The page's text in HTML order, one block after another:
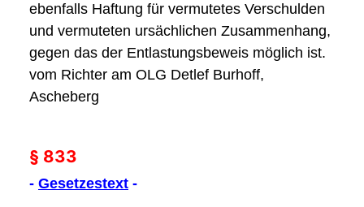
ebenfalls Haftung für vermutetes Verschulden
und vermuteten ursächlichen Zusammenhang,
gegen das der Entlastungsbeweis möglich ist.
vom Richter am OLG Detlef Burhoff,
Ascheberg
§ 833
- Gesetzestext -